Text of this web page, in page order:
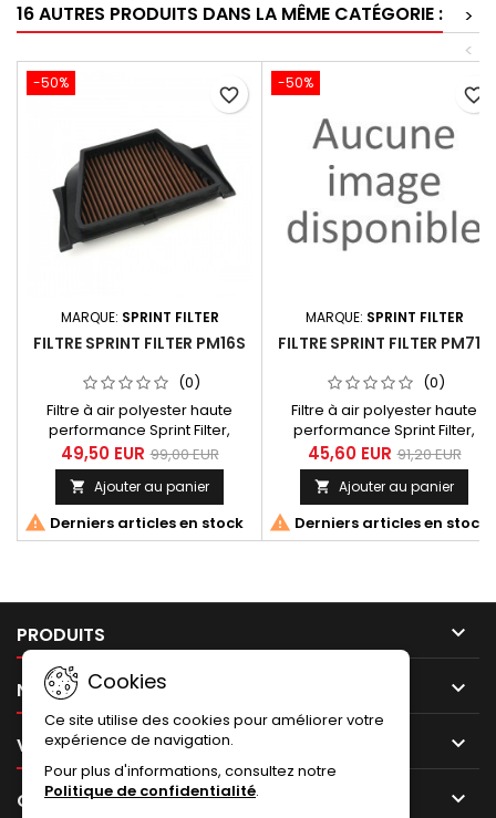
16 AUTRES PRODUITS DANS LA MÊME CATÉGORIE :
>
<
-50%
MARQUE: SPRINT FILTER
FILTRE SPRINT FILTER PM16S
(0)
Filtre à air polyester haute
performance Sprint Filter,
référence PM16S pour Honda
CBR 600 RR (04-06)
49,50 EUR 99,00 EUR
 Ajouter au panier
 Derniers articles en stock
favorite_border
-50%
MARQUE: SPRINT FILTER
FILTRE SPRINT FILTER PM71S
(0)
Filtre à air polyester haute
performance Sprint Filter,
référence PM71S pour Yamaha
FZ6 (04-06)
45,60 EUR 91,20 EUR
 Ajouter au panier
 Derniers articles en stock
favorite_border
PRODUITS 
NOTRE SOCIÉTÉ 
VOTRE COMPTE 
CONTACT 
Cookies
Ce site utilise des cookies pour améliorer votre
expérience de navigation.
Pour plus d'informations, consultez notre
Politique de confidentialité.